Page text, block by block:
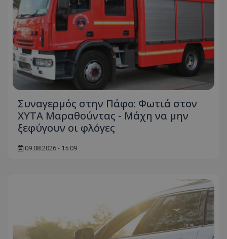
Συναγερμός στην Πάφο: Φωτιά στον
ΧΥΤΑ Μαραθούντας - Μάχη να μην
ξεφύγουν οι φλόγες
09.08.2026 - 15:09